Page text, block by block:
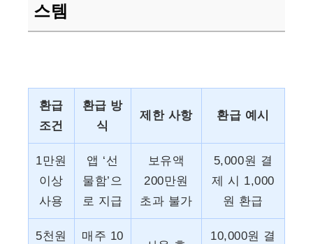
스템
환급
조건
환급 방
식
제한 사항 환급 예시
1만원
이상
사용
앱 ‘선
물함’으
로 지급
보유액
200만원
초과 불가
5,000원 결
제 시 1,000
원 환급
5천원
매주 10
10,000원 결